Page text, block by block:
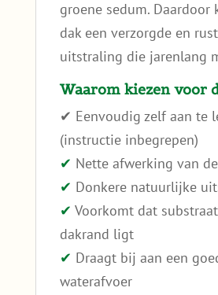
groene sedum.
dak een verzorgde en
uitstraling die jarenlang
Waarom kiezen voor
✔ Eenvoudig zelf aan te
(instructie inbegrepen)
✔ Nette afwerking van
✔ Donkere natuurlijke
✔ Voorkomt dat
dakrand ligt
✔ Draagt bij aan een
waterafvoer